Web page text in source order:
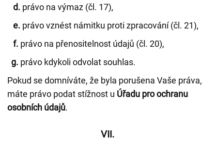
d. právo na výmaz (čl. 17),
e. právo vznést námitku proti zpracování (čl. 21),
f. právo na přenositelnost údajů (čl. 20),
g. právo kdykoli odvolat souhlas.
Pokud se domníváte, že byla porušena Vaše práva,
máte právo podat stížnost u Úřadu pro ochranu
osobních údajů.
VII.